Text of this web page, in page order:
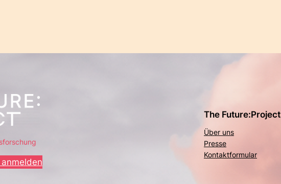
The Future:Project
Über uns
Presse
Kontaktformular